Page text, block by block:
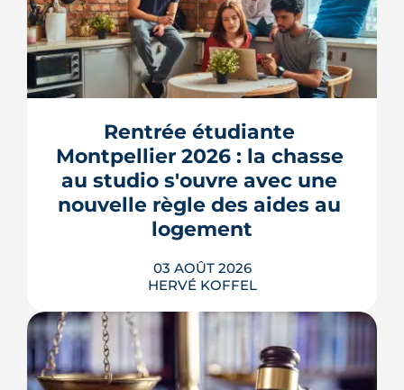
Montpellier prépare la dernière grande
pièce de Port Marianne. La ZAC de
l'Union, entrée dans une nouvelle
phase de concertation, veut
transformer un secteur sans identité en
quartier d'habitat.
LIRE L'ARTICLE
Rentrée étudiante
Montpellier 2026 : la chasse
au studio s'ouvre avec une
nouvelle règle des aides au
logement
03 AOÛT 2026
HERVÉ KOFFEL